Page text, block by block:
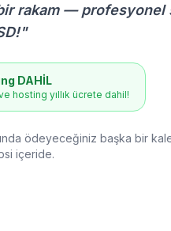
rakam — profesyonel
DAHİL
hosting yıllık ücrete dahil!
ödeyeceğiniz başka bir
içeride.